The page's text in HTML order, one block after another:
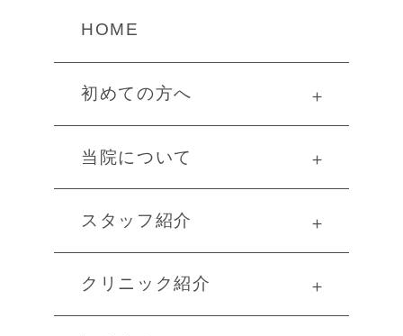
HOME
初めての方へ ＋
当院について ＋
スタッフ紹介 ＋
クリニック紹介 ＋